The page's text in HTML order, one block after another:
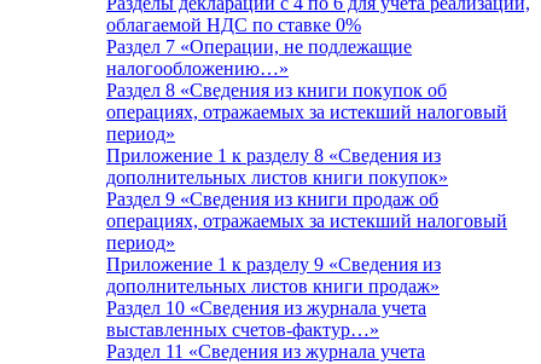
облагаемой НДС по ставке 0%
Раздел 7 «Операции, не подлежащие
налогообложению…»
Раздел 8 «Сведения из книги покупок об
операциях, отражаемых за истекший налоговый
период»
Приложение 1 к разделу 8 «Сведения из
дополнительных листов книги покупок»
Раздел 9 «Сведения из книги продаж об
операциях, отражаемых за истекший налоговый
период»
Приложение 1 к разделу 9 «Сведения из
дополнительных листов книги продаж»
Раздел 10 «Сведения из журнала учета
выставленных счетов-фактур…»
Раздел 11 «Сведения из журнала учета